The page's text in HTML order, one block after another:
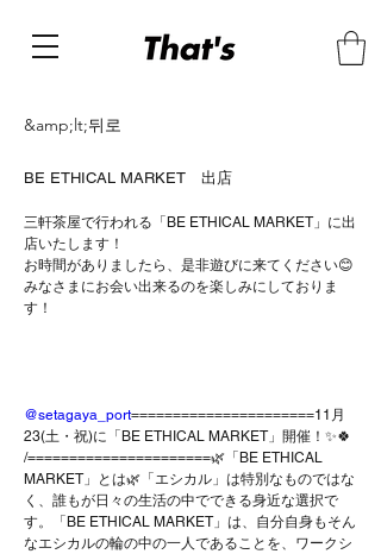
&amp;lt;뒤로
BE ETHICAL MARKET 出店
三軒茶屋で行われる「BE ETHICAL MARKET」に出
店いたします！
お時間がありましたら、是非遊びに来てください😊
みなさまにお会い出来るのを楽しみにしておりま
す！
@setagaya_port======================11月
23(土・祝)に「BE ETHICAL MARKET」開催！✨🍀
/======================🌿「BE ETHICAL
MARKET」とは🌿「エシカル」は特別なものではな
く、誰もが日々の生活の中でできる身近な選択で
す。「BE ETHICAL MARKET」は、自分自身もそん
なエシカルの輪の中の一人であることを、ワークシ